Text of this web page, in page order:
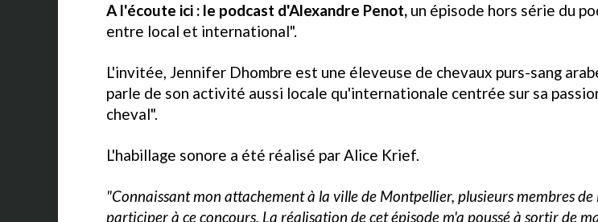
A l'écoute ici : le podcast d'Alexandre Penot, un épisode hors série du
entre local et international".
L'invitée, Jennifer Dhombre est une éleveuse de chevaux purs-sang
parle de son activité aussi locale qu'internationale centrée sur sa
cheval".
L'habillage sonore a été réalisé par Alice Krief.
"Connaissant mon attachement à la ville de Montpellier, plusieurs membres
participer à ce concours. La réalisation de cet épisode m'a poussé à sortir de